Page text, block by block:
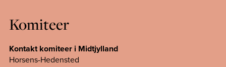
Komiteer
Kontakt komiteer i Midtjylland
Horsens-Hedensted